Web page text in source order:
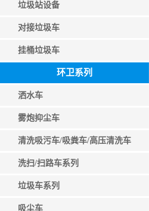
垃圾站设备
对接垃圾车
挂桶垃圾车
环卫系列
洒水车
雾炮抑尘车
清洗吸污车/吸粪车/高压清洗车
洗扫/扫路车系列
垃圾车系列
吸尘车